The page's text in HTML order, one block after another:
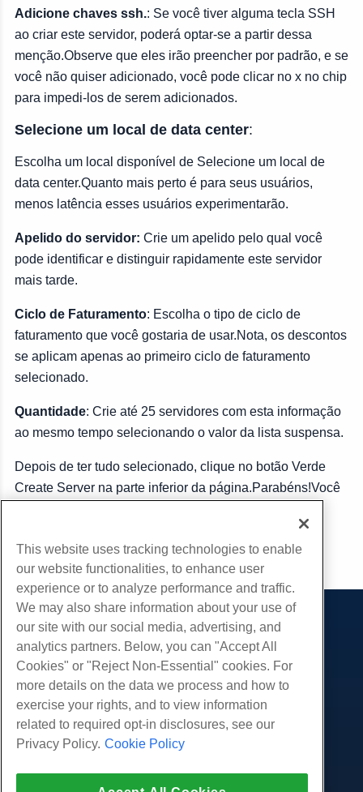
Adicione chaves ssh.: Se você tiver alguma tecla SSH
ao criar este servidor, poderá optar-se a partir dessa
menção.Observe que eles irão preencher por padrão, e se
você não quiser adicionado, você pode clicar no x no chip
para impedi-los de serem adicionados.
Selecione um local de data center:
Escolha um local disponível de Selecione um local de
data center.Quanto mais perto é para seus usuários,
menos latência esses usuários experimentarão.
Apelido do servidor: Crie um apelido pelo qual você
pode identificar e distinguir rapidamente este servidor
mais tarde.
Ciclo de Faturamento: Escolha o tipo de ciclo de
faturamento que você gostaria de usar.Nota, os descontos
se aplicam apenas ao primeiro ciclo de faturamento
selecionado.
Quantidade: Crie até 25 servidores com esta informação
ao mesmo tempo selecionando o valor da lista suspensa.
Depois de ter tudo selecionado, clique no botão Verde
Create Server na parte inferior da página.Parabéns!Você
cópia de URL
Produtos
Hospedagem na web
Hospedagem Empresarial
Revendedor com etiqueta em branco
Linux gerenciado VPS
Serviços
Migrações de sites
Comunidade
Documentação do Produto
Tutoriais
Companhia
Sobre nós
Contate-Nos
This website uses tracking technologies to enable
our website functionalities, to enhance user
experience or to analyze performance and traffic.
We may also share information about your use of
our site with our social media, advertising, and
analytics partners. Below, you can "Accept All
Cookies" or "Reject Non-Essential" cookies. For
more details on the data we process and how to
exercise your rights, and to view information
related to required opt-in disclosures, see our
Privacy Policy. Cookie Policy